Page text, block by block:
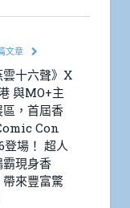
文章
雲十六聲》X
與MO+主
區，首屆香
Con
登場！ 超人
霸現身香
帶來豐富驚